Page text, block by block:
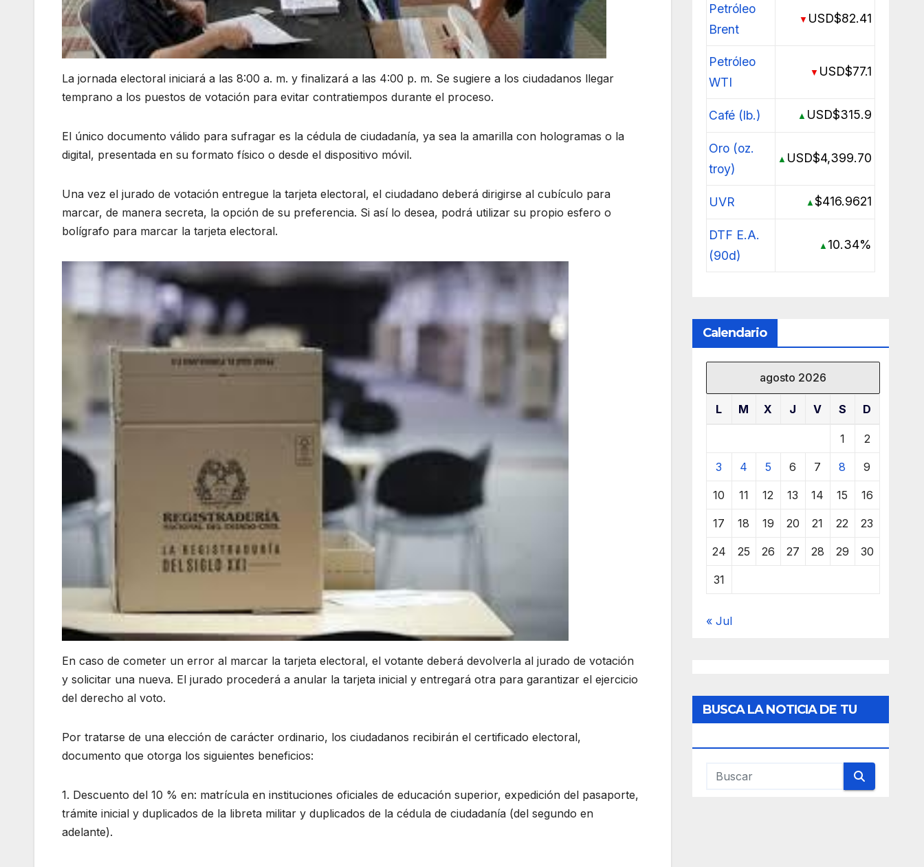
La jornada electoral iniciará a las 8:00 a. m. y finalizará a las 4:00 p. m. Se sugiere a los ciudadanos llegar
temprano a los puestos de votación para evitar contratiempos durante el proceso.
El único documento válido para sufragar es la cédula de ciudadanía, ya sea la amarilla con hologramas o la
digital, presentada en su formato físico o desde el dispositivo móvil.
Una vez el jurado de votación entregue la tarjeta electoral, el ciudadano deberá dirigirse al cubículo para
marcar, de manera secreta, la opción de su preferencia. Si así lo desea, podrá utilizar su propio esfero o
bolígrafo para marcar la tarjeta electoral.
En caso de cometer un error al marcar la tarjeta electoral, el votante deberá devolverla al jurado de votación
y solicitar una nueva. El jurado procederá a anular la tarjeta inicial y entregará otra para garantizar el ejercicio
del derecho al voto.
Por tratarse de una elección de carácter ordinario, los ciudadanos recibirán el certificado electoral,
documento que otorga los siguientes beneficios:
1. Descuento del 10 % en: matrícula en instituciones oficiales de educación superior, expedición del pasaporte,
trámite inicial y duplicados de la libreta militar y duplicados de la cédula de ciudadanía (del segundo en
adelante).
Petróleo
Brent
▼ USD$82.41
Petróleo
WTI
▼ USD$77.1
Café (lb.) ▲ USD$315.9
Oro (oz.
troy)
▲ USD$4,399.70
UVR ▲$416.9621
DTF E.A.
(90d)
▲ 10.34%
Calendario
agosto 2026
L M X J V S D
1 2
3 4 5 6 7 8 9
10 11 12 13 14 15 16
17 18 19 20 21 22 23
24 25 26 27 28 29 30
31
« Jul
BUSCA LA NOTICIA DE TU